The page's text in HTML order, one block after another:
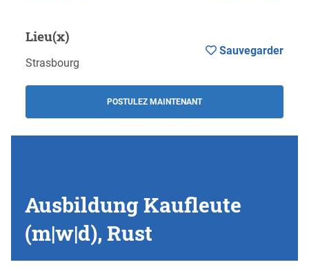
Lieu(x)
Strasbourg
POSTULEZ MAINTENANT
Sauvegarder
Ausbildung Kaufleute
(m|w|d), Rust